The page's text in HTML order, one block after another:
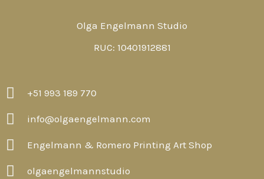
Olga Engelmann Studio
RUC: 10401912881
+51 993 189 770
info@olgaengelmann.com
Engelmann & Romero Printing Art Shop
olgaengelmannstudio